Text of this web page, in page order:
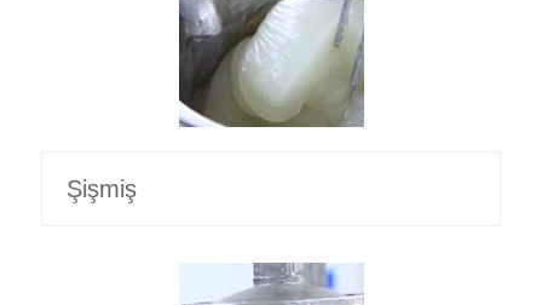
Şişmiş